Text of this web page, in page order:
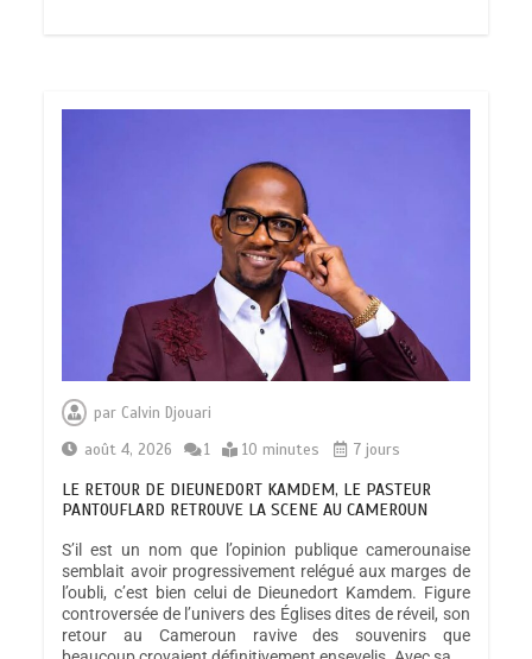
par Calvin Djouari
août 4, 2026
1 10 minutes 7 jours
LE RETOUR DE DIEUNEDORT KAMDEM, LE PASTEUR
PANTOUFLARD RETROUVE LA SCENE AU CAMEROUN
S’il est un nom que l’opinion publique camerounaise
semblait avoir progressivement relégué aux marges de
l’oubli, c’est bien celui de Dieunedort Kamdem. Figure
controversée de l’univers des Églises dites de réveil, son
retour au Cameroun ravive des souvenirs que